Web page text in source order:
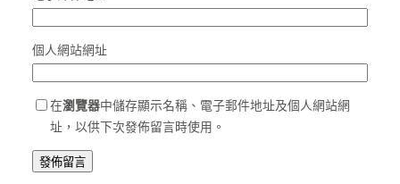
個人網站網址
在瀏覽器中儲存顯示名稱、電子郵件地址及個人網站網
址，以供下次發佈留言時使用。